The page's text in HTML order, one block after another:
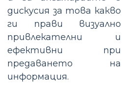
дискусия за това какво
ги прави визуално
привлекателни и
ефективни при
предаването на
информация.